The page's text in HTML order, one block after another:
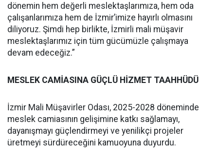
dönemin hem değerli meslektaşlarımıza, hem oda
çalışanlarımıza hem de İzmir’imize hayırlı olmasını
diliyoruz. Şimdi hep birlikte, İzmirli mali müşavir
meslektaşlarımız için tüm gücümüzle çalışmaya
devam edeceğiz.”
MESLEK CAMİASINA GÜÇLÜ HİZMET TAAHHÜDÜ
İzmir Mali Müşavirler Odası, 2025-2028 döneminde
meslek camiasının gelişimine katkı sağlamayı,
dayanışmayı güçlendirmeyi ve yenilikçi projeler
üretmeyi sürdüreceğini kamuoyuna duyurdu.